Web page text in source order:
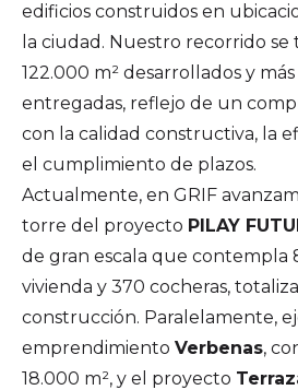
edificios construidos en
la ciudad. Nuestro recorrido se
122.000 m² desarrollados y
entregadas, reflejo de un
con la calidad constructiva, la
el cumplimiento de plazos.
Actualmente, en GRIF
torre del proyecto PILAY
de gran escala que contempla
vivienda y 370 cocheras,
construcción. Paralelamente,
emprendimiento Verbenas,
18.000 m², y el proyecto